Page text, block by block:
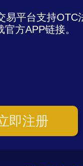
平台支持
方APP链接。
即注册